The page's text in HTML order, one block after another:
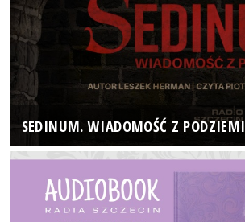
SEDINUM. WIADOMOŚĆ Z PODZIEMI